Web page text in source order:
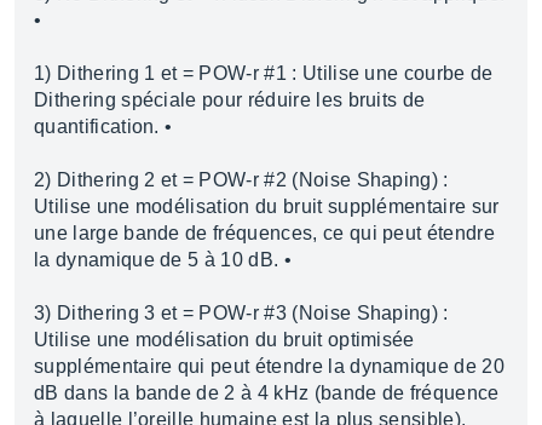
•
1) Dithering 1 et = POW-r #1 : Utilise une courbe de
Dithering spéciale pour réduire les bruits de
quantification. •
2) Dithering 2 et = POW-r #2 (Noise Shaping) :
Utilise une modélisation du bruit supplémentaire sur
une large bande de fréquences, ce qui peut étendre
la dynamique de 5 à 10 dB. •
3) Dithering 3 et = POW-r #3 (Noise Shaping) :
Utilise une modélisation du bruit optimisée
supplémentaire qui peut étendre la dynamique de 20
dB dans la bande de 2 à 4 kHz (bande de fréquence
à laquelle l’oreille humaine est la plus sensible).